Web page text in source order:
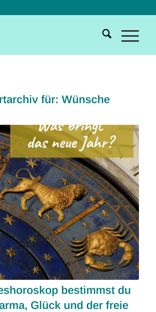
für: Wünsche
bestimmst du
Glück und der freie